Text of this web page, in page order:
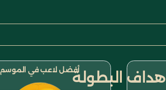
هداف البطولةأفضل لاعب في الموسم